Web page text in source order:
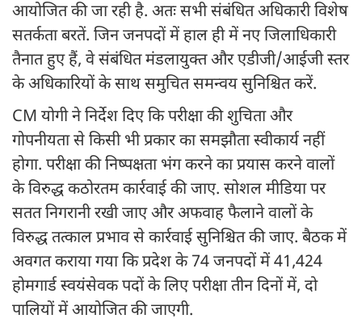
आयोजित की जा रही है. अतः सभी संबंधित अधिकारी विशेष
सतर्कता बरतें. जिन जनपदों में हाल ही में नए जिलाधिकारी
तैनात हुए हैं, वे संबंधित मंडलायुक्त और एडीजी/आईजी स्तर
के अधिकारियों के साथ समुचित समन्वय सुनिश्चित करें.
CM योगी ने निर्देश दिए कि परीक्षा की शुचिता और
गोपनीयता से किसी भी प्रकार का समझौता स्वीकार्य नहीं
होगा. परीक्षा की निष्पक्षता भंग करने का प्रयास करने वालों
के विरुद्ध कठोरतम कार्रवाई की जाए. सोशल मीडिया पर
सतत निगरानी रखी जाए और अफवाह फैलाने वालों के
विरुद्ध तत्काल प्रभाव से कार्रवाई सुनिश्चित की जाए. बैठक में
अवगत कराया गया कि प्रदेश के 74 जनपदों में 41,424
होमगार्ड स्वयंसेवक पदों के लिए परीक्षा तीन दिनों में, दो
पालियों में आयोजित की जाएगी.